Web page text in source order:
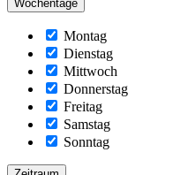
Wochentage
Montag
Dienstag
Mittwoch
Donnerstag
Freitag
Samstag
Sonntag